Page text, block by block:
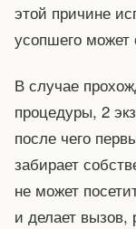
этой причине
усопшего может
В случае
процедуры, 2
после чего
забирает
не может
и делает